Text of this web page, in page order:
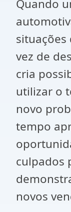
Quando
situações
vez de
cria
utilizar o
novo
tempo
culpados
novos